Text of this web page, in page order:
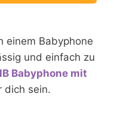
einem Babyphone
und einfach zu
Babyphone mit
dich sein.